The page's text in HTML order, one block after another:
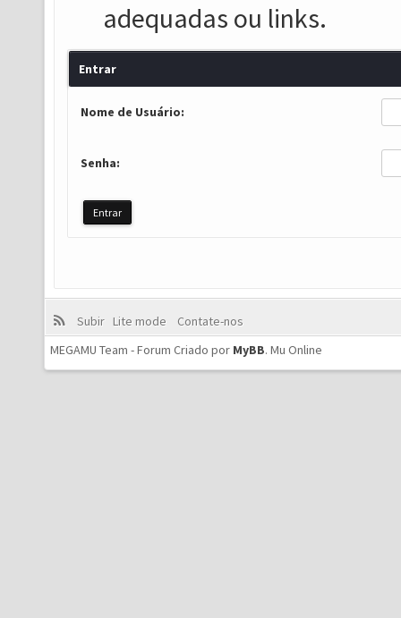
adequadas ou links.
Entrar
Nome de Usuário:
Senha:
Subir Lite mode
Contate-nos
MEGAMU Team - Forum Criado por MyBB. Mu Online